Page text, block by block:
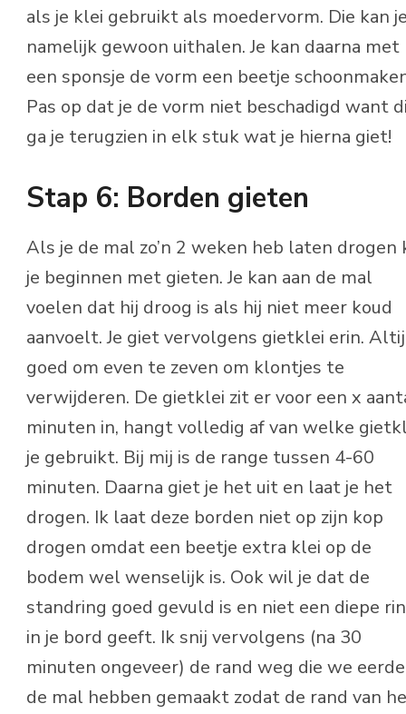
als je klei gebruikt als moedervorm. Die kan
namelijk gewoon uithalen. Je kan daarna met
een sponsje de vorm een beetje
Pas op dat je de vorm niet beschadigd want
ga je terugzien in elk stuk wat je hierna giet!
Stap 6: Borden gieten
Als je de mal zo’n 2 weken heb laten drogen
je beginnen met gieten. Je kan aan de mal
voelen dat hij droog is als hij niet meer koud
aanvoelt. Je giet vervolgens gietklei erin.
goed om even te zeven om klontjes te
verwijderen. De gietklei zit er voor een x
minuten in, hangt volledig af van welke
je gebruikt. Bij mij is de range tussen 4-60
minuten. Daarna giet je het uit en laat je het
drogen. Ik laat deze borden niet op zijn kop
drogen omdat een beetje extra klei op de
bodem wel wenselijk is. Ook wil je dat de
standring goed gevuld is en niet een diepe
in je bord geeft. Ik snij vervolgens (na 30
minuten ongeveer) de rand weg die we
de mal hebben gemaakt zodat de rand van